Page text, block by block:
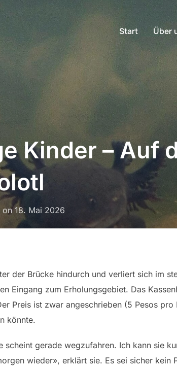
Start Über
Kinder – Auf
onPosted
on
18. Mai 2026
der Brücke hindurch und verliert sich im
Eingang zum Erholungsgebiet. Das
Preis ist zwar angeschrieben (5 Pesos
könnte.
scheint gerade wegzufahren. Ich kann sie
wieder», erklärt sie. Es sei sicher kein